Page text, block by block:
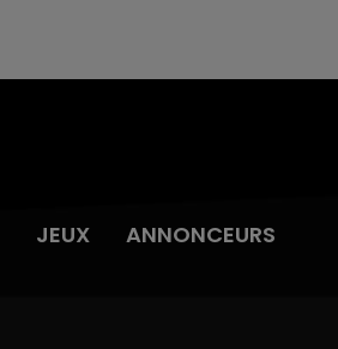
JEUX ANNONCEURS